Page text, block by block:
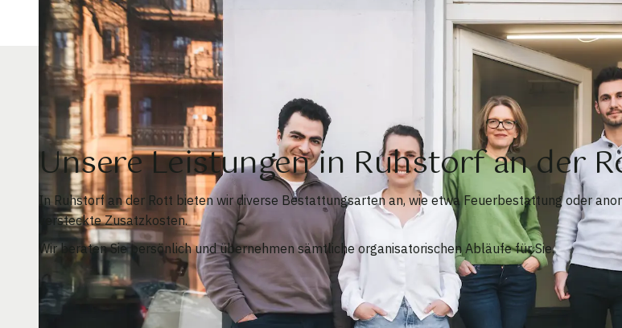
Unsere Leistungen in Ruhstorf an der
In Ruhstorf an der Rott bieten wir diverse Bestattungsarten an, wie etwa Feuerbestattung oder
versteckte Zusatzkosten.
Wir beraten Sie persönlich und übernehmen sämtliche organisatorischen Abläufe für Sie.